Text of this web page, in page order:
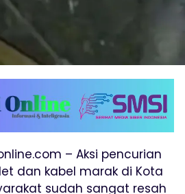
– Aksi pencurian
dan kabel marak di Kota
sudah sangat resah